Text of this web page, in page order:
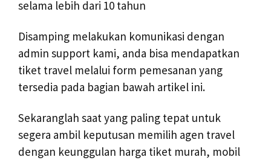
selama lebih dari 10 tahun
Disamping melakukan komunikasi dengan
admin support kami, anda bisa mendapatkan
tiket travel melalui form pemesanan yang
tersedia pada bagian bawah artikel ini.
Sekaranglah saat yang paling tepat untuk
segera ambil keputusan memilih agen travel
dengan keunggulan harga tiket murah, mobil